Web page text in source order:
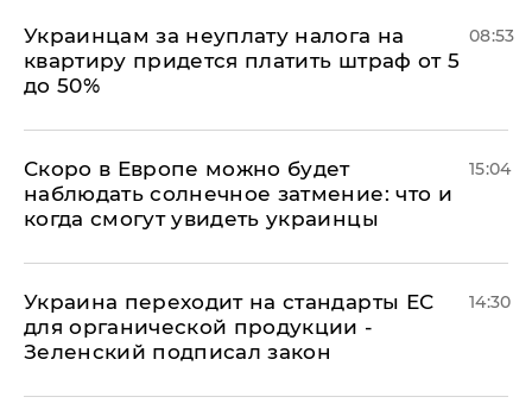
Украинцам за неуплату налога на
квартиру придется платить штраф от 5
до 50%
08:53
Скоро в Европе можно будет
наблюдать солнечное затмение: что и
когда смогут увидеть украинцы
15:04
Украина переходит на стандарты ЕС
для органической продукции -
Зеленский подписал закон
14:30